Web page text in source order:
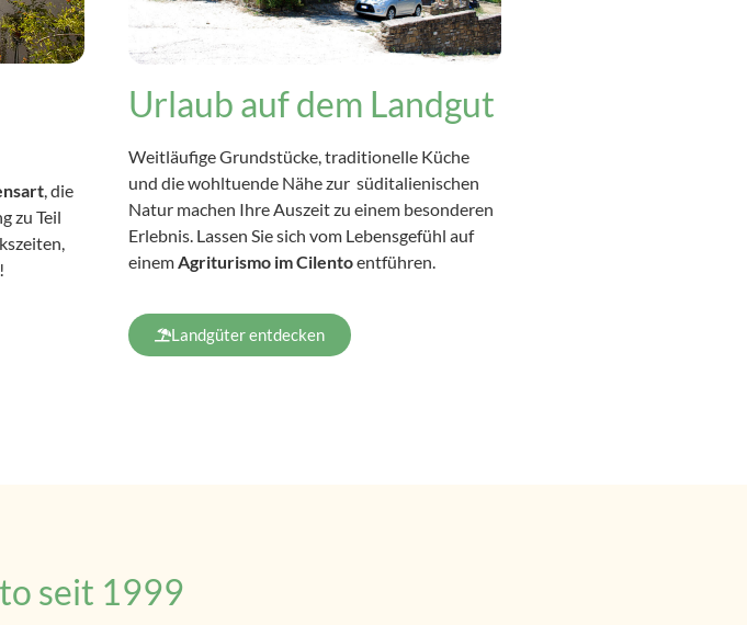
, die
zu Teil
Urlaub auf dem Landgut
Weitläufige Grundstücke, traditionelle Küche
und die wohltuende Nähe zur süditalienischen
Natur machen Ihre Auszeit zu einem besonderen
Erlebnis. Lassen Sie sich vom Lebensgefühl auf
einemAgriturismo im Cilentoentführen.
Landgüter entdecken
seit 1999